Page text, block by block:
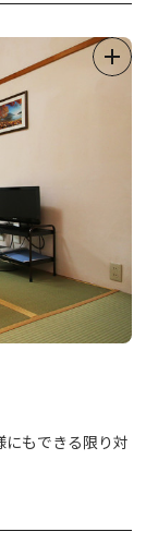
自慢ですので、お
にもできる限り対